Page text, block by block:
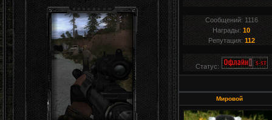
Сообщений: 1116
Награды:10
Репутация: 112
Статус:
Мировой